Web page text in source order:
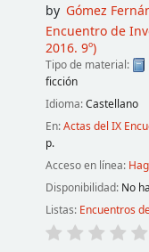
by Gómez
Encuentro de
2016. 9º)
Tipo de material:
ficción
Idioma:Castellano
En:Actas del IX
p.
Acceso en línea:
Disponibilidad: No
Listas: Encuentros